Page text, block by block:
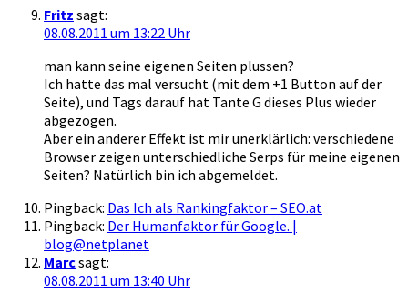
Fritz sagt:
08.08.2011 um 13:22 Uhr
man kann seine eigenen Seiten plussen?
Ich hatte das mal versucht (mit dem +1 Button auf der
Seite), und Tags darauf hat Tante G dieses Plus wieder
abgezogen.
Aber ein anderer Effekt ist mir unerklärlich: verschiedene
Browser zeigen unterschiedliche Serps für meine eigenen
Seiten? Natürlich bin ich abgemeldet.
Pingback: Das Ich als Rankingfaktor – SEO.at
Pingback: Der Humanfaktor für Google. |
blog@netplanet
Marcsagt:
08.08.2011 um 13:40 Uhr